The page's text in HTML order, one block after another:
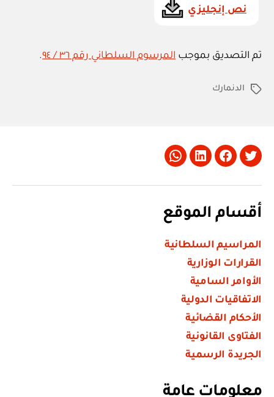
نص إنجليزي
تم التصديق بموجب المرسوم السلطاني رقم ٣٦ / ٩٤ .
الوسومالدنمارك
Twitter
Facebook
LinkedIn
Whatsapp
أقسام الموقع
المراسيم السلطانية
القرارات الوزارية
الأوامر السامية
الاتفاقيات الدولية
الأحكام القضائية
الفتاوى القانونية
الجريدة الرسمية
معلومات عامة